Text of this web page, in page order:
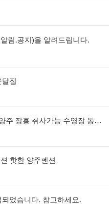
림.공지)을 알려드립니다.
집
주 장흥 취사가능 수영장 동시
핫한 양주펜션
었습니다. 참고하세요.